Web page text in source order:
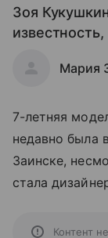
Зоя
Мария
7-летняя
недавно была
Заинске,
стала
Контент